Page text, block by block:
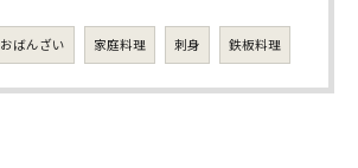
おばんざい 家庭料理 刺身 鉄板料理